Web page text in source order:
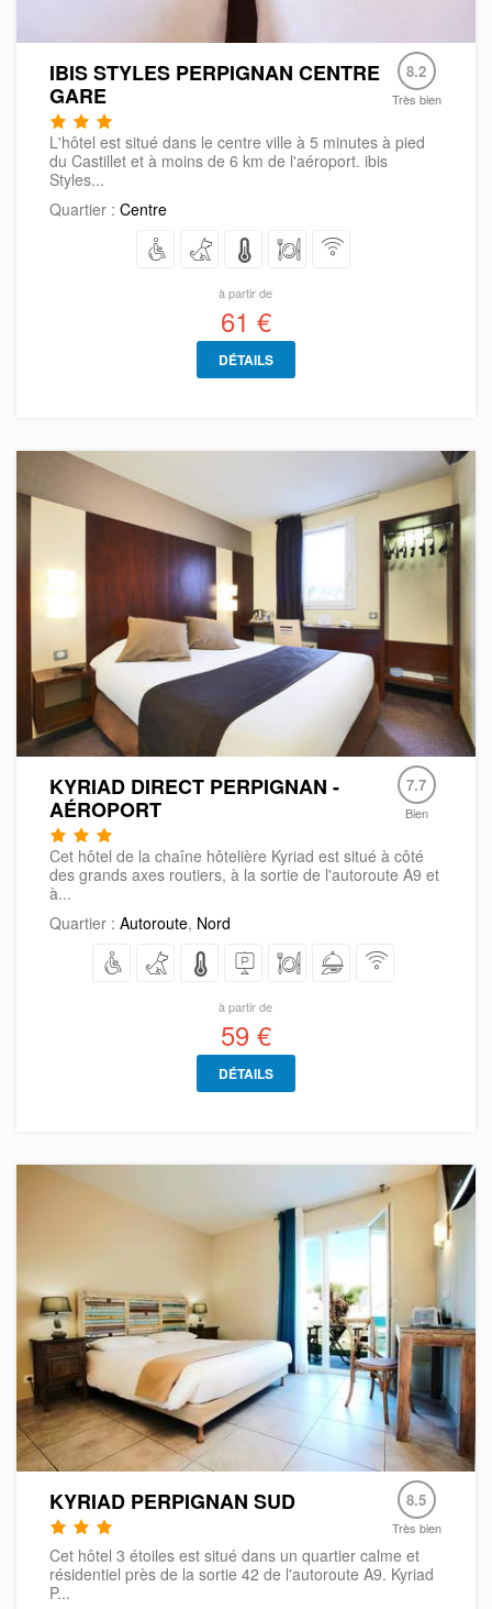
IBIS STYLES PERPIGNAN CENTRE
GARE
8.2
Très bien
L'hôtel est situé dans le centre ville à 5 minutes à pied
du Castillet et à moins de 6 km de l'aéroport. ibis
Styles...
Quartier : Centre
à partir de
61 €
DÉTAILS
KYRIAD DIRECT PERPIGNAN -
AÉROPORT
7.7
Bien
Cet hôtel de la chaîne hôtelière Kyriad est situé à côté
des grands axes routiers, à la sortie de l'autoroute A9 et
à...
Quartier : Autoroute, Nord
à partir de
59 €
DÉTAILS
KYRIAD PERPIGNAN SUD 8.5
Très bien
Cet hôtel 3 étoiles est situé dans un quartier calme et
résidentiel près de la sortie 42 de l'autoroute A9. Kyriad
P...